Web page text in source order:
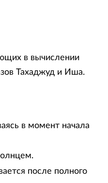
в вычислении
Тахаджуд и Иша.
в момент начала
после полного